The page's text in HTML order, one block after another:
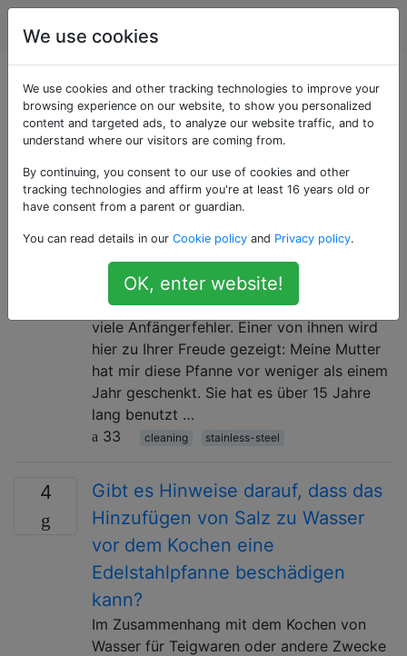
Kochen
Als «stainless-steel»
getaggte Fragen
10
Wie können braune Flecken aus
Töpfen und Pfannen entfernt
werden?
Ich habe nicht lange gekocht - ich habe
gerade meinen College-Abschluss gemacht
- also experimentiere ich viel und mache
viele Anfängerfehler. Einer von ihnen wird
hier zu Ihrer Freude gezeigt: Meine Mutter
hat mir diese Pfanne vor weniger als einem
Jahr geschenkt. Sie hat es über 15 Jahre
lang benutzt …
33
cleaning stainless-steel
4
Gibt es Hinweise darauf, dass das
Hinzufügen von Salz zu Wasser
vor dem Kochen eine
Edelstahlpfanne beschädigen
kann?
Im Zusammenhang mit dem Kochen von
Wasser für Teigwaren oder andere Zwecke
We use cookies
We use cookies and other tracking technologies to improve your
browsing experience on our website, to show you personalized
content and targeted ads, to analyze our website traffic, and to
understand where our visitors are coming from.
By continuing, you consent to our use of cookies and other
tracking technologies and affirm you're at least 16 years old or
have consent from a parent or guardian.
You can read details in our Cookie policy and Privacy policy.
OK, enter website!